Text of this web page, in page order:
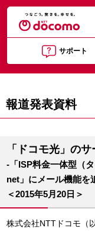
サポート
報道発表資料
「ドコモ光」の
-「ISP料金一体型（
net」にメール機能を
＜2015年5月20日＞
株式会社NTTドコモ（